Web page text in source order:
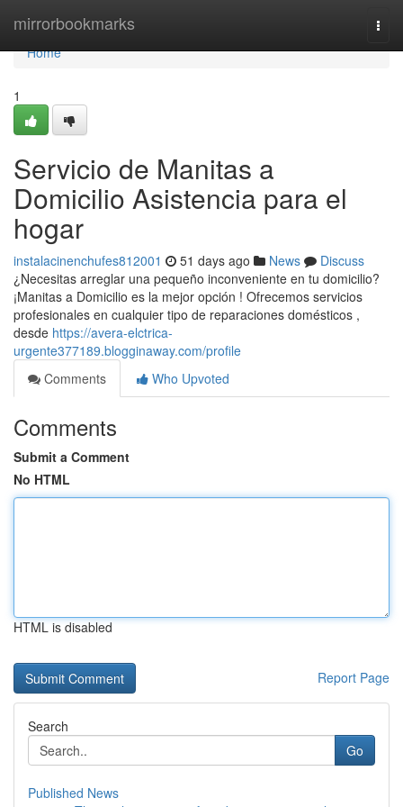
mirrorbookmarks
Home
Home
1
Servicio de Manitas a
Domicilio Asistencia para el
hogar
instalacinenchufes812001 51 days ago News
Discuss
¿Necesitas arreglar una pequeño inconveniente en tu domicilio?
¡Manitas a Domicilio es la mejor opción ! Ofrecemos servicios
profesionales en cualquier tipo de reparaciones domésticos ,
desde https://avera-elctrica-
urgente377189.blogginaway.com/profile
Comments
Who Upvoted
Comments
Submit a Comment
No HTML
HTML is disabled
Report Page
Search
Go
Published News